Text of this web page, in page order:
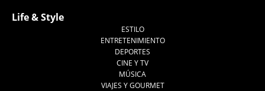
Life & Style
ESTILO
ENTRETENIMIENTO
DEPORTES
CINE Y TV
MÚSICA
VIAJES Y GOURMET